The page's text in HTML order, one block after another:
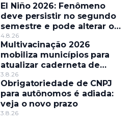
El Niño 2026: Fenômeno
deve persistir no segundo
semestre e pode alterar o
regime de chuvas
4.8.26
Multivacinação 2026
mobiliza municípios para
atualizar caderneta de
crianças e adolescentes
3.8.26
Obrigatoriedade de CNPJ
para autônomos é adiada:
veja o novo prazo
3.8.26